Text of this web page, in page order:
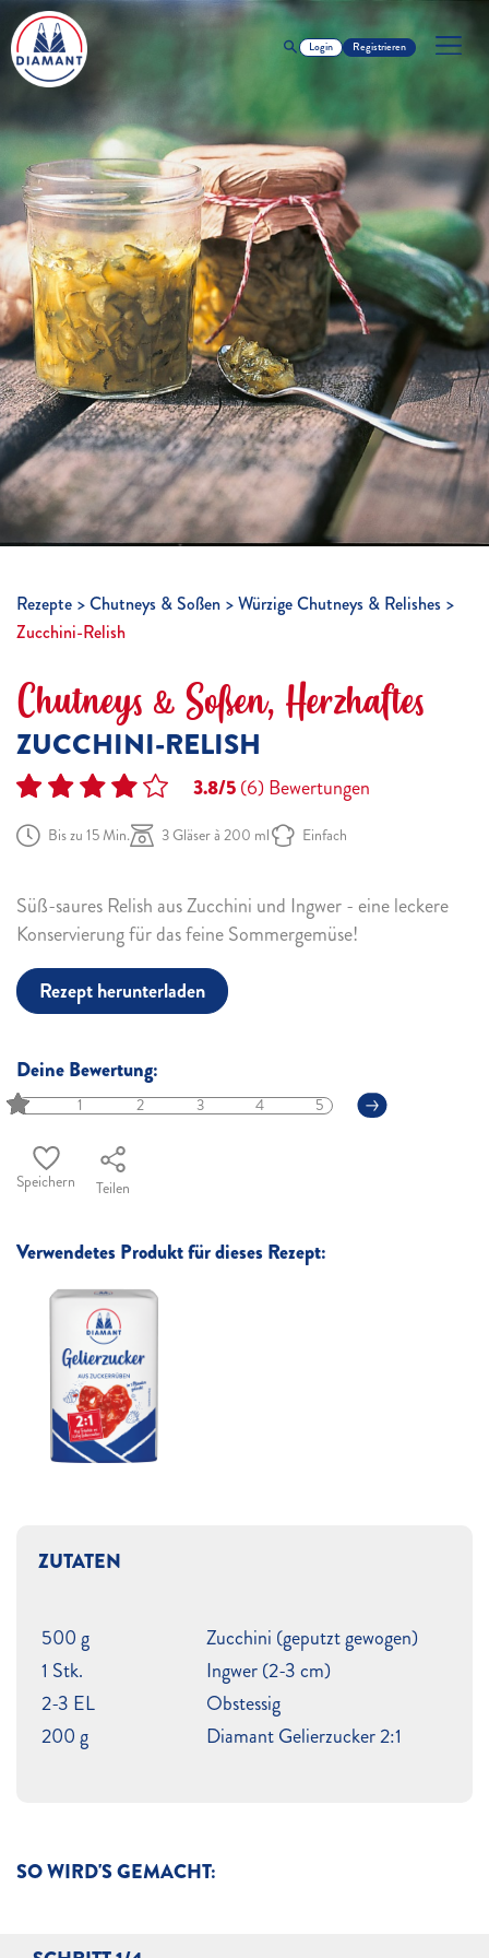
Login Registrieren
Rezepte Chutneys & Soßen
Würzige Chutneys & Relishes
Zucchini-Relish
Chutneys & Soßen, Herzhaftes
ZUCCHINI-RELISH
3.8/5(6)Bewertungen
Bis zu 15 Min. 3 Gläser à 200 ml Einfach
Süß-saures Relish aus Zucchini und Ingwer - eine leckere
Konservierung für das feine Sommergemüse!
Rezept herunterladen
Deine Bewertung:
1 2 3 4 5
Speichern Teilen
Verwendetes Produkt für dieses Rezept:
SO WIRD'S GEMACHT:
ZUTATEN
500 g
Zucchini (geputzt gewogen)
1 Stk.
Ingwer (2-3 cm)
2-3 EL
Obstessig
200 g
Diamant Gelierzucker 2:1